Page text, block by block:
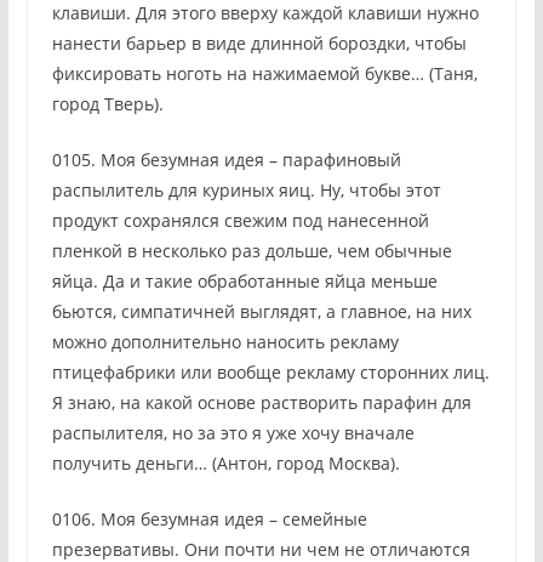
клавиши. Для этого вверху каждой клавиши нужно
нанести барьер в виде длинной бороздки, чтобы
фиксировать ноготь на нажимаемой букве… (Таня,
город Тверь).
0105. Моя безумная идея – парафиновый
распылитель для куриных яиц. Ну, чтобы этот
продукт сохранялся свежим под нанесенной
пленкой в несколько раз дольше, чем обычные
яйца. Да и такие обработанные яйца меньше
бьются, симпатичней выглядят, а главное, на них
можно дополнительно наносить рекламу
птицефабрики или вообще рекламу сторонних лиц.
Я знаю, на какой основе растворить парафин для
распылителя, но за это я уже хочу вначале
получить деньги… (Антон, город Москва).
0106. Моя безумная идея – семейные
презервативы. Они почти ни чем не отличаются